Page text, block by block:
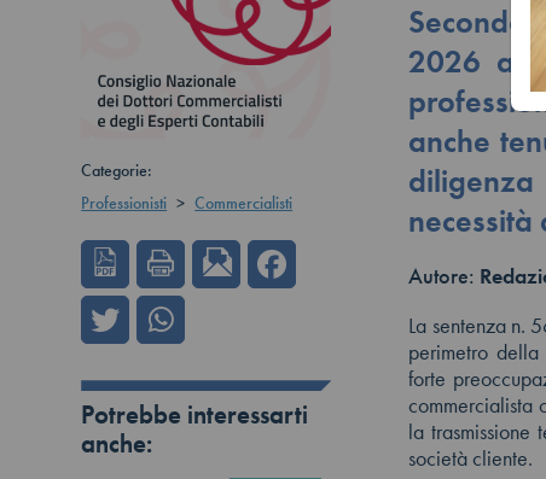
Categorie:
Professionisti > Commercialisti
Potrebbe interessarti
anche:
Secondo
2026
anche
Autore:
La sentenza n.
perimetro della
forte
commercialista
la
società cliente.